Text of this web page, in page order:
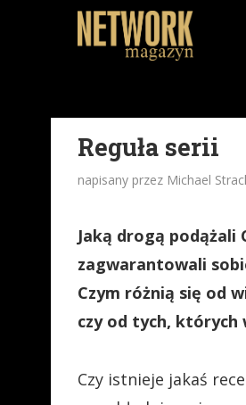
Reguła serii
napisany przez Michael
Jaką drogą
zagwarantowali
Czym różnią się od
czy od tych, których
Czy istnieje jakaś